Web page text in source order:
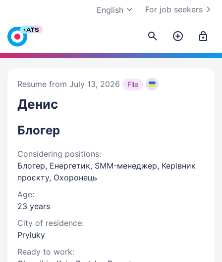
For job seekers
English
Resume from July 13, 2026 File
Денис
Блогер
Considering positions:
Блогер, Енергетик, SMM-менеджер, Керівник
проєкту, Охоронець
Age:
23 years
City of residence:
Pryluky
Ready to work: